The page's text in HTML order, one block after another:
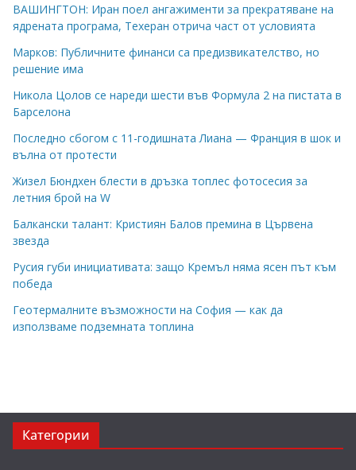
ВАШИНГТОН: Иран поел ангажименти за прекратяване на
ядрената програма, Техеран отрича част от условията
Марков: Публичните финанси са предизвикателство, но
решение има
Никола Цолов се нареди шести във Формула 2 на пистата в
Барселона
Последно сбогом с 11-годишната Лиана — Франция в шок и
вълна от протести
Жизел Бюндхен блести в дръзка топлес фотосесия за
летния брой на W
Балкански талант: Кристиян Балов премина в Цървена
звезда
Русия губи инициативата: защо Кремъл няма ясен път към
победа
Геотермалните възможности на София — как да
използваме подземната топлина
Категории